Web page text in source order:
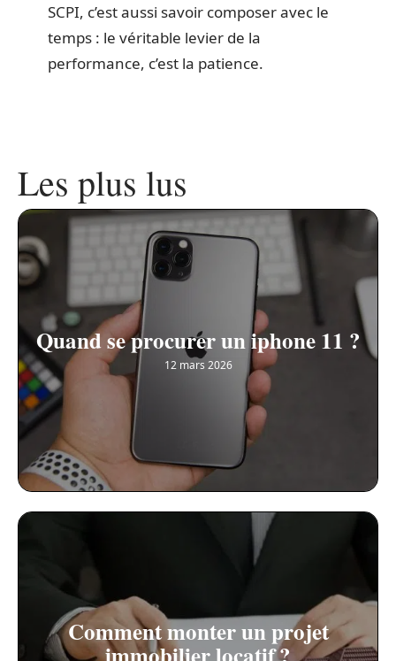
SCPI, c’est aussi savoir composer avec le
temps : le véritable levier de la
performance, c’est la patience.
Les plus lus
Quand se procurer un iphone 11 ?
12 mars 2026
Comment monter un projet